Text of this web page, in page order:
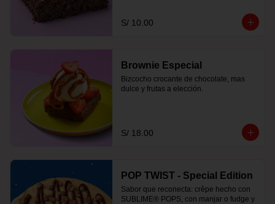
S/ 10.00
Brownie Especial
Bizcocho crocante de chocolate, mas
dulce y frutas a elección.
S/ 18.00
POP TWIST - Special Edition
Sabor que reconecta: crêpe hecho con
SUBLIME® POPS, con manjar o fudge y